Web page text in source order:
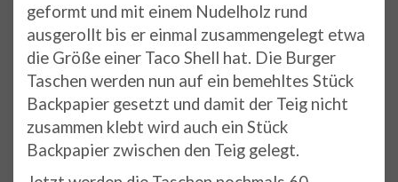
geformt und mit einem Nudelholz rund
ausgerollt bis er einmal zusammengelegt etwa
die Größe einer Taco Shell hat. Die Burger
Taschen werden nun auf ein bemehltes Stück
Backpapier gesetzt und damit der Teig nicht
zusammen klebt wird auch ein Stück
Backpapier zwischen den Teig gelegt.